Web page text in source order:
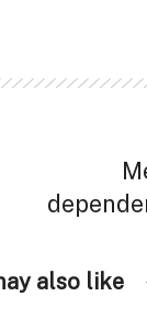
also like